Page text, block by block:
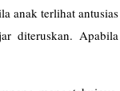
anak terlihat antusias
diteruskan. Apabila